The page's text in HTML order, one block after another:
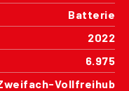
Batterie
2022
6.975
Vollfreihub